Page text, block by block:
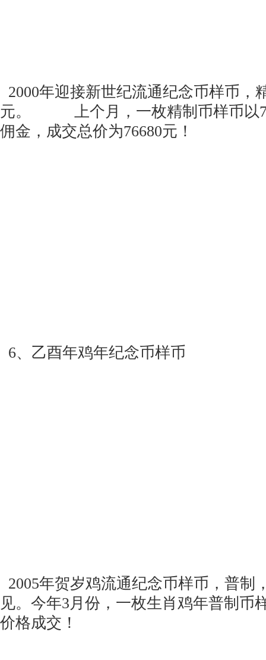
2000年迎接新世纪流通纪念币样币，
元。 上个月，一枚精制币样币以
佣金，成交总价为76680元！
6、乙酉年鸡年纪念币样币
2005年贺岁鸡流通纪念币样币，普制
见。今年3月份，一枚生肖鸡年普制币
价格成交！